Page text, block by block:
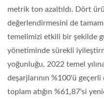
metrik ton azaltıldı. Dört
değerlendirmesini de
temelimizi etkili bir şekilde
yönetiminde sürekli
yoğunluğu, 2022 temel
deşarjlarının %100'ü
toplam atığın %61,87'si